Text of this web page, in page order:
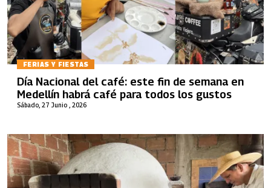
FERIAS Y FIESTAS
Sábado, 27 Junio , 2026
Día Nacional del café: este fin de semana en
Medellín habrá café para todos los gustos